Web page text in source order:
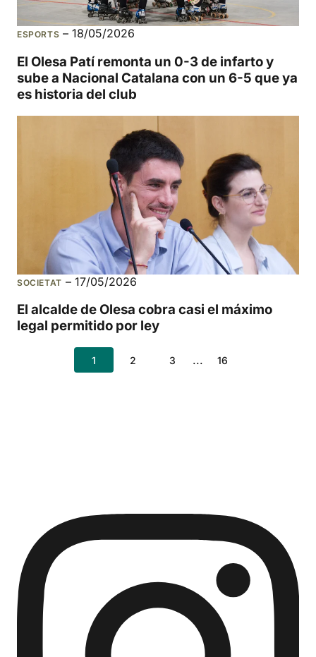
ESPORTS – 18/05/2026
El Olesa Patí remonta un 0-3 de infarto y
sube a Nacional Catalana con un 6-5 que ya
es historia del club
SOCIETAT – 17/05/2026
El alcalde de Olesa cobra casi el máximo
legal permitido por ley
1 2 3 ... 16